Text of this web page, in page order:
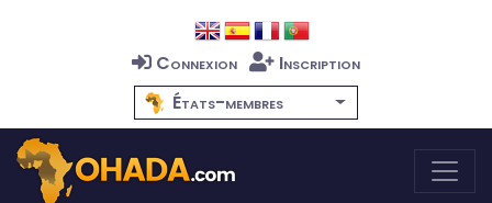
Connexion
Inscription
États-membres